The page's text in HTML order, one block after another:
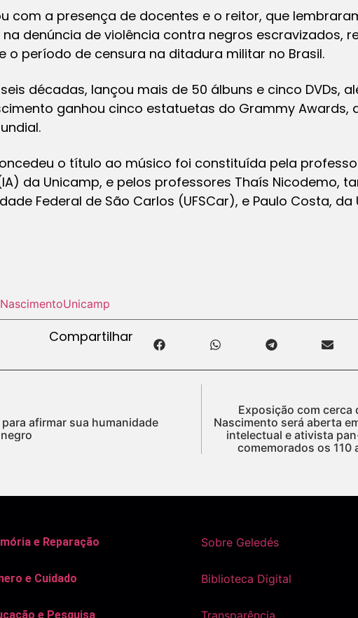
com a presença de docentes e o reitor, que
denúncia de violência contra negros escravizados,
o período de censura na ditadura militar no Brasil.
décadas, lançou mais de 50 álbuns e cinco DVDs,
ganhou cinco estatuetas do Grammy Awards,
o título ao músico foi constituída pela
da Unicamp, e pelos professores Thaís Nicodemo,
Federal de São Carlos (UFSCar), e Paulo Costa,
Unicamp
Compartilhar
afirmar sua humanidade
Exposição com cerca
Nascimento será aberta
intelectual e ativista
comemorados os 110
e Reparação
e Cuidado
e Pesquisa
Sobre Geledés
Biblioteca Digital
Transparência